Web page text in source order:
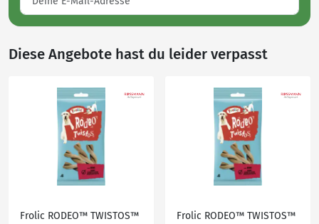
Diese Angebote hast du leider verpasst
Frolic RODEO™ TWISTOS™
Frolic RODEO™ TWISTOS™